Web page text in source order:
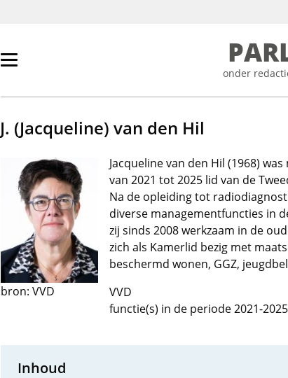
Primair
tonen/verbergen
onder
J. (Jacqueline) van den Hil
bron: VVD
Jacqueline van den Hil (1968)
van 2021 tot 2025 lid van de
Na de opleiding tot
diverse managementfuncties in
zij sinds 2008 werkzaam in de
zich als Kamerlid bezig met
beschermd wonen, GGZ,
VVD
functie(s) in de periode 2021-
Inhoud